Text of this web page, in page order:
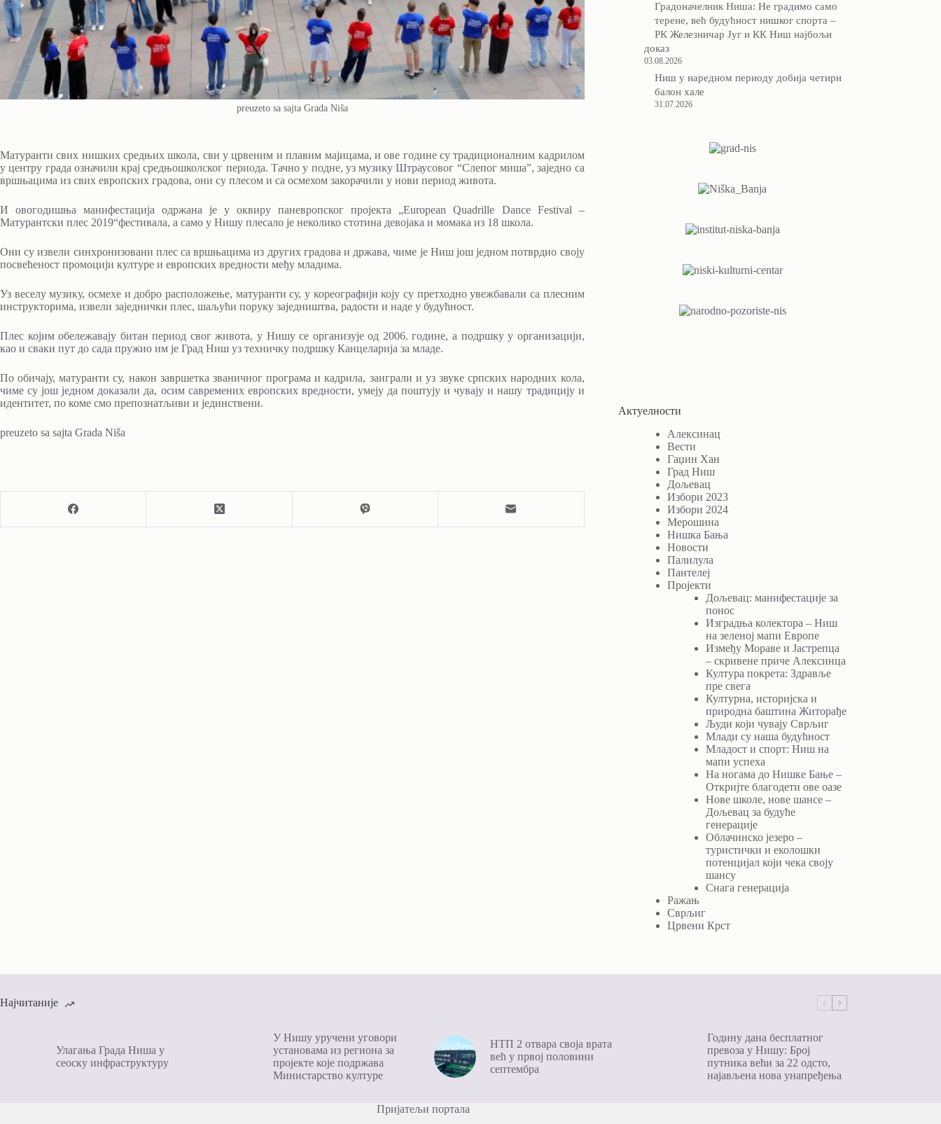
preuzeto sa sajta Grada Niša
Матуранти свих нишких средњих школа, сви у црвеним и плавим мајицама, и ове године су традиционалним кадрилом
у центру града означили крај средњошколског периода. Тачно у подне, уз музику Штраусовог “Слепог миша”, заједно са
вршњацима из свих европских градова, они су плесом и са осмехом закорачили у нови период живота.
И овогодишња манифестација одржана је у оквиру паневропског пројекта „European Quadrille Dance Festival –
Матурантски плес 2019“фестивала, а само у Нишу плесало је неколико стотина девојака и момака из 18 школа.
Они су извели синхронизовани плес са вршњацима из других градова и држава, чиме је Ниш још једном потврдио своју
посвећеност промоцији културе и европских вредности међу младима.
Уз веселу музику, осмехе и добро расположење, матуранти су, у кореографији коју су претходно увежбавали са плесним
инструкторима, извели заједнички плес, шаљући поруку заједништва, радости и наде у будућност.
Плес којим обележавају битан период свог живота, у Нишу се организује од 2006. године, а подршку у организацији,
као и сваки пут до сада пружио им је Град Ниш уз техничку подршку Канцеларија за младе.
По обичају, матуранти су, након завршетка званичног програма и кадрила, заиграли и уз звуке српских народних кола,
чиме су још једном доказали да, осим савремених европских вредности, умеју да поштују и чувају и нашу традицију и
идентитет, по коме смо препознатљиви и јединствени.
preuzeto sa sajta Grada Niša
Градоначелник Ниша: Не градимо само
терене, већ будућност нишког спорта –
РК Железничар Југ и КК Ниш најбољи
доказ
03.08.2026
Ниш у наредном периоду добија четири
балон хале
31.07.2026
Актуелности
Алексинац
Вести
Гаџин Хан
Град Ниш
Дољевац
Избори 2023
Избори 2024
Мерошина
Нишка Бања
Новости
Палилула
Пантелеј
Пројекти
Дољевац: манифестације за
понос
Изградња колектора – Ниш
на зеленој мапи Европе
Између Мораве и Јастрепца
– скривене приче Алексинца
Култура покрета: Здравље
пре свега
Културна, историјска и
природна баштина Житорађе
Људи који чувају Сврљиг
Млади су наша будућност
Младост и спорт: Ниш на
мапи успеха
На ногама до Нишке Бање –
Откријте благодети ове оазе
Нове школе, нове шансе –
Дољевац за будуће
генерације
Облачинско језеро –
туристички и еколошки
потенцијал који чека своју
шансу
Снага генерација
Ражањ
Сврљиг
Црвени Крст
Најчитаније
Улагања Града Ниша у
сеоску инфраструктуру
У Нишу уручени уговори
установама из региона за
пројекте којe подржава
Министарство културе
НТП 2 отвара своја врата
већ у првој половини
септембра
Годину дана бесплатног
превоза у Нишу: Број
путника већи за 22 одсто,
најављена нова унапређења
Пријатељи портала